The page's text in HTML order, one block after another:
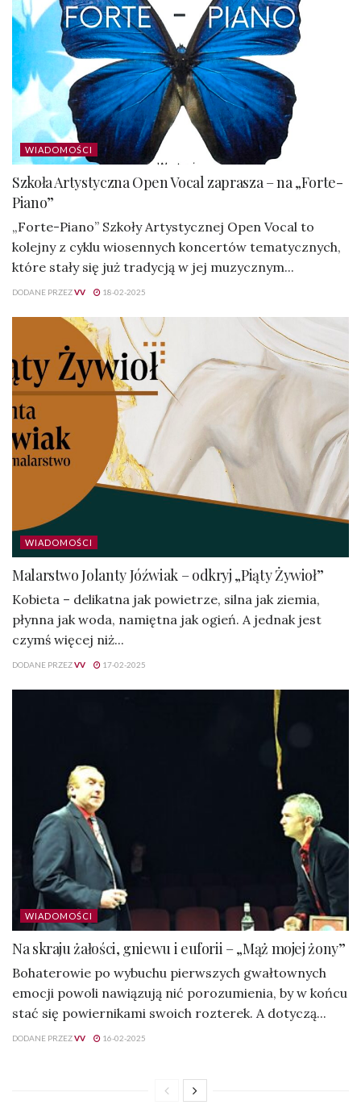
WIADOMOŚCI
Szkoła Artystyczna Open Vocal zaprasza – na „Forte-
Piano”
„Forte-Piano” Szkoły Artystycznej Open Vocal to
kolejny z cyklu wiosennych koncertów tematycznych,
które stały się już tradycją w jej muzycznym...
DODANE PRZEZVV 18-02-2025
WIADOMOŚCI
Malarstwo Jolanty Jóźwiak – odkryj „Piąty Żywioł”
Kobieta – delikatna jak powietrze, silna jak ziemia,
płynna jak woda, namiętna jak ogień. A jednak jest
czymś więcej niż...
DODANE PRZEZVV 17-02-2025
WIADOMOŚCI
Na skraju żałości, gniewu i euforii – „Mąż mojej żony”
Bohaterowie po wybuchu pierwszych gwałtownych
emocji powoli nawiązują nić porozumienia, by w końcu
stać się powiernikami swoich rozterek. A dotyczą...
DODANE PRZEZVV 16-02-2025